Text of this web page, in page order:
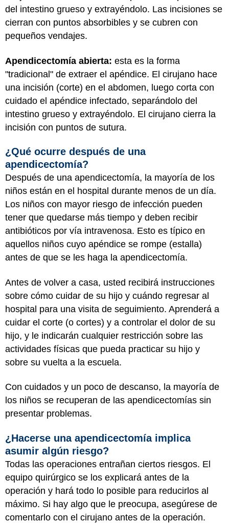
del intestino grueso y extrayéndolo. Las incisiones se
cierran con puntos absorbibles y se cubren con
pequeños vendajes.
Apendicectomía abierta: esta es la forma
"tradicional" de extraer el apéndice. El cirujano hace
una incisión (corte) en el abdomen, luego corta con
cuidado el apéndice infectado, separándolo del
intestino grueso y extrayéndolo. El cirujano cierra la
incisión con puntos de sutura.
¿Qué ocurre después de una
apendicectomía?
Después de una apendicectomía, la mayoría de los
niños están en el hospital durante menos de un día.
Los niños con mayor riesgo de infección pueden
tener que quedarse más tiempo y deben recibir
antibióticos por vía intravenosa. Esto es típico en
aquellos niños cuyo apéndice se rompe (estalla)
antes de que se les haga la apendicectomía.
Antes de volver a casa, usted recibirá instrucciones
sobre cómo cuidar de su hijo y cuándo regresar al
hospital para una visita de seguimiento. Aprenderá a
cuidar el corte (o cortes) y a controlar el dolor de su
hijo, y le indicarán cualquier restricción sobre las
actividades físicas que pueda practicar su hijo y
sobre su vuelta a la escuela.
Con cuidados y un poco de descanso, la mayoría de
los niños se recuperan de las apendicectomías sin
presentar problemas.
¿Hacerse una apendicectomía implica
asumir algún riesgo?
Todas las operaciones entrañan ciertos riesgos. El
equipo quirúrgico se los explicará antes de la
operación y hará todo lo posible para reducirlos al
máximo. Si hay algo que le preocupa, asegúrese de
comentarlo con el cirujano antes de la operación.